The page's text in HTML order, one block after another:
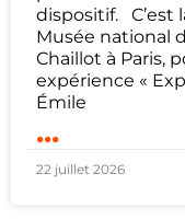
dispositif. C’est
Musée national
Chaillot à Paris,
expérience «
Émile
...
22 juillet 2026